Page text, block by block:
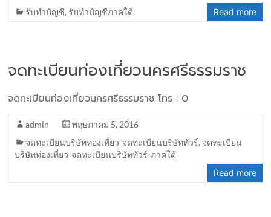
รับทำบัญชี, รับทำบัญชีภาคใต้ Read more
จดทะเบียนท่องเที่ยวนครศรีธรรมราช
จดทะเบียนท่องเที่ยวนครศรีธรรมราช โทร : 0
admin
พฤษภาคม 5, 2016
จดทะเบียนบริษัทท่องเที่ยว-จดทะเบียนบริษัททัวร์, จดทะเบียน
บริษัทท่องเที่ยว-จดทะเบียนบริษัททัวร์-ภาคใต้
Read more